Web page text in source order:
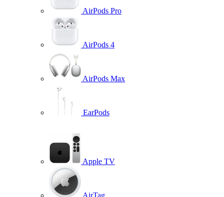
AirPods Pro
AirPods 4
AirPods Max
EarPods
Apple TV